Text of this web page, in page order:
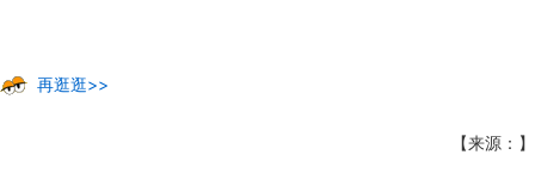
再逛逛>>
【来源：】